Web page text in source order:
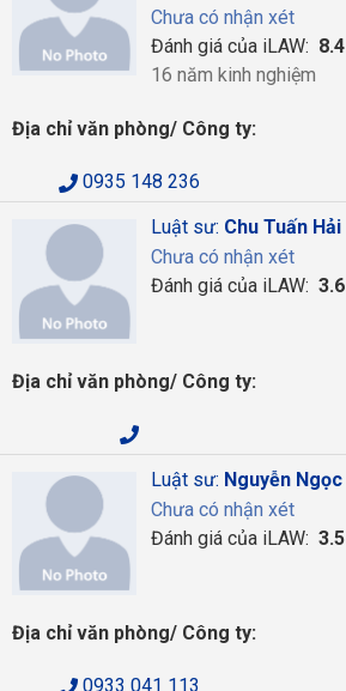
Chưa có nhận xét
Đánh giá của iLAW: 8.4
16 năm kinh nghiệm
Địa chỉ văn phòng/ Công ty:
0935 148 236
Luật sư: Chu Tuấn Hải
Chưa có nhận xét
Đánh giá của iLAW: 3.6
Địa chỉ văn phòng/ Công ty:
Luật sư: Nguyễn Ngọc
Chưa có nhận xét
Đánh giá của iLAW: 3.5
Địa chỉ văn phòng/ Công ty:
0933 041 113